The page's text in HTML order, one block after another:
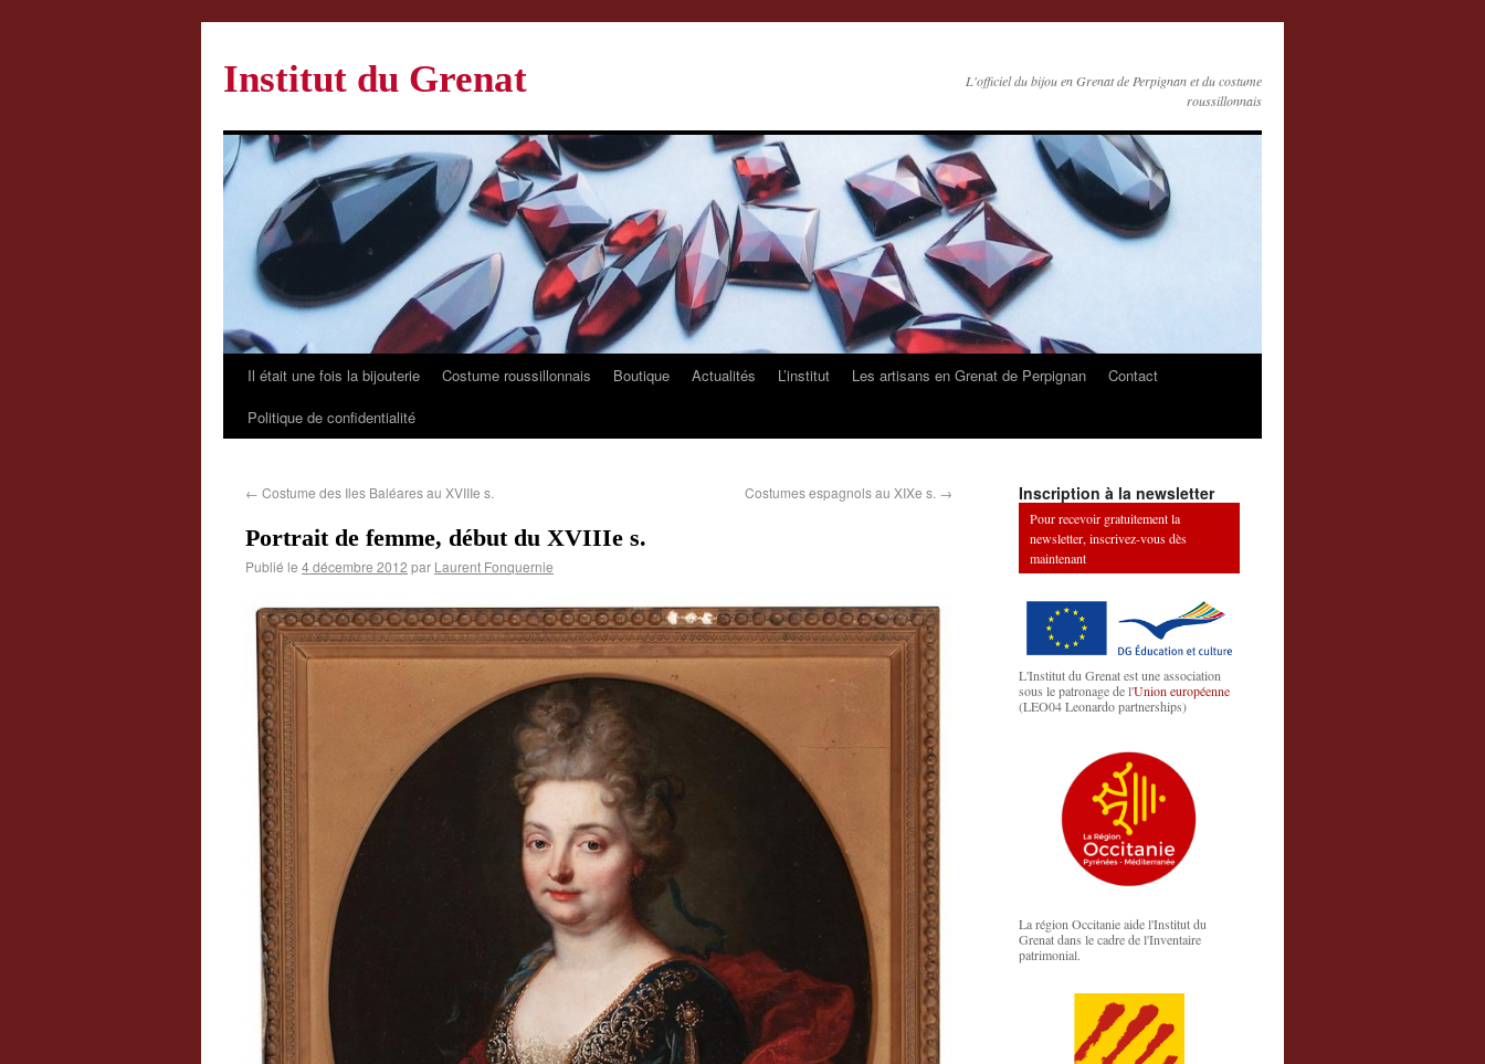
Institut du Grenat
L'officiel du bijou en Grenat de Perpignan et du costume
roussillonnais
Il était une fois la bijouterie Costume roussillonnais Boutique Actualités L’institut Les artisans en Grenat de Perpignan
Contact
Politique de confidentialité
← Costume des Iles Baléares au XVIIIe s. Costumes espagnols au XIXe s. →
Portrait de femme, début du XVIIIe s.
Publié le 4 décembre 2012 par Laurent Fonquernie
Inscription à la newsletter
Pour recevoir gratuitement la
newsletter, inscrivez-vous dès
maintenant
L'Institut du Grenat est une association
sous le patronage de l'Union européenne
(LEO04 Leonardo partnerships)
La région Occitanie aide l'Institut du
Grenat dans le cadre de l'Inventaire
patrimonial.